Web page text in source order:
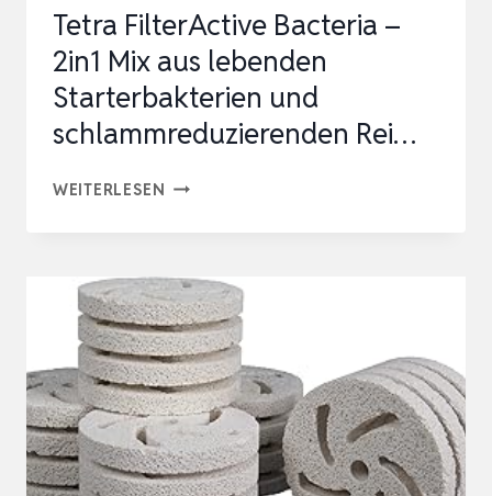
Tetra FilterActive Bacteria –
2in1 Mix aus lebenden
Starterbakterien und
schlammreduzierenden Rei…
WEITERLESEN TETRA
–
2IN1
MIX
AUS
LEBENDEN
STARTERBAKTERIEN
UND